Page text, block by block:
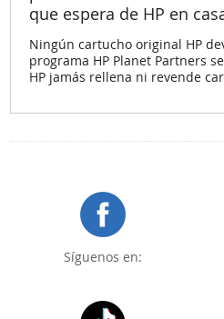
que espera de HP en
Ningún cartucho original HP
programa HP Planet Partners
HP jamás rellena ni revende
Síguenos en: